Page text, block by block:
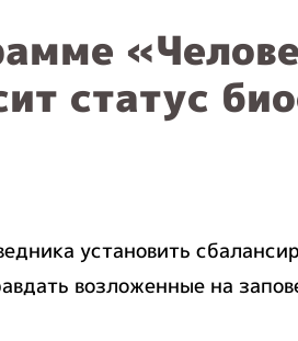
статус
установить
возложенные на